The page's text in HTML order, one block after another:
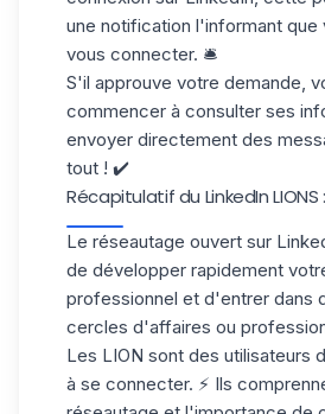
une notification l'informant que
vous connecter. 🛎️
S'il approuve votre demande ,
commencer à consulter ses
envoyer directement des
tout ! ✔️
Récapitulatif du LinkedIn LIONS :
Le réseautage ouvert sur
de développer rapidement
professionnel et d'entrer dans
cercles d'affaires ou
Les LION sont des utilisateurs
à se connecter. ⚡ Ils